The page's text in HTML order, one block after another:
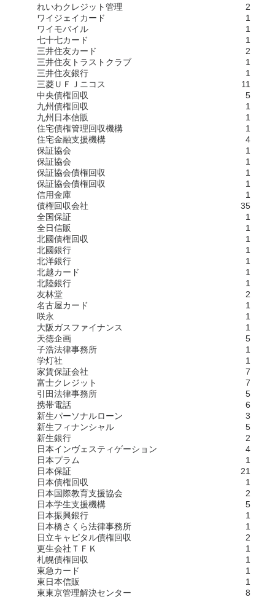
れいわクレジット管理
2
ワイジェイカード
1
ワイモバイル
1
七十七カード
1
三井住友カード
2
三井住友トラストクラブ
1
三井住友銀行
1
三菱ＵＦＪニコス
11
中央債権回収
5
九州債権回収
1
九州日本信販
1
住宅債権管理回収機構
1
住宅金融支援機構
4
保証協会
1
保証協会
1
保証協会債権回収
1
保証協会債権回収
1
信用金庫
1
債権回収会社
35
全国保証
1
全日信販
1
北國債権回収
1
北國銀行
1
北洋銀行
1
北越カード
1
北陸銀行
1
友林堂
2
名古屋カード
1
咲永
1
大阪ガスファイナンス
1
天徳企画
5
子浩法律事務所
1
学灯社
1
家賃保証会社
7
富士クレジット
7
引田法律事務所
5
携帯電話
6
新生パーソナルローン
3
新生フィナンシャル
5
新生銀行
2
日本インヴェスティゲーション
4
日本プラム
1
日本保証
21
日本債権回収
1
日本国際教育支援協会
2
日本学生支援機構
5
日本振興銀行
1
日本橋さくら法律事務所
1
日立キャピタル債権回収
2
更生会社ＴＦＫ
1
札幌債権回収
1
東急カード
1
東日本信販
1
東東京管理解決センター
8